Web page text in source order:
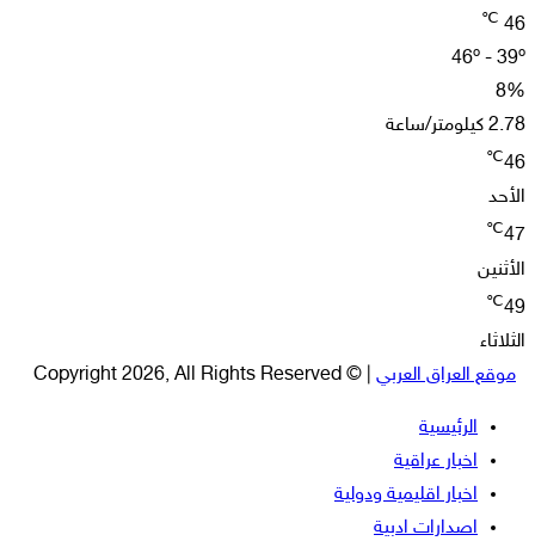
46
℃
46º - 39º
8%
2.78 كيلومتر/ساعة
46
℃
الأحد
47
℃
الأثنين
49
℃
الثلاثاء
موقع العراق العربي | © Copyright 2026, All Rights Reserved
الرئيسية
اخبار عراقية
اخبار اقليمية ودولية
اصدارات ادبية